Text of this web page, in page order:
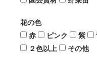
花の色
赤
ピンク 紫
２色以上
その他